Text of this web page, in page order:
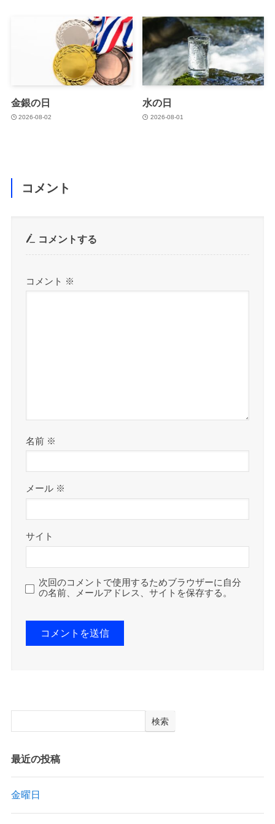
金銀の日
2026-08-02
水の日
2026-08-01
コメント
コメントする
コメント ※
名前 ※
メール ※
サイト
次回のコメントで使用するためブラウザーに自分
の名前、メールアドレス、サイトを保存する。
検索
最近の投稿
金曜日